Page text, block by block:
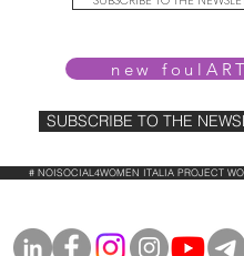
new foulART
SUBSCRIBE TO THE
# NOISOCIAL4WOMEN ITALIA PROJECT